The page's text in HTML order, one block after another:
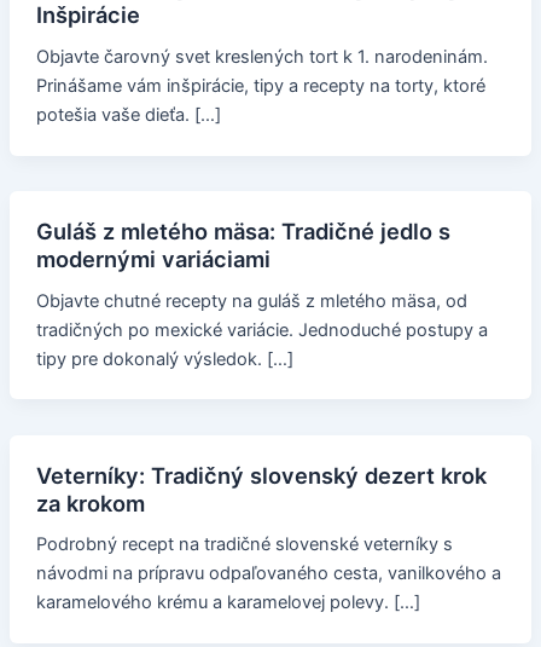
Inšpirácie
Objavte čarovný svet kreslených tort k 1. narodeninám.
Prinášame vám inšpirácie, tipy a recepty na torty, ktoré
potešia vaše dieťa. […]
Guláš z mletého mäsa: Tradičné jedlo s
modernými variáciami
Objavte chutné recepty na guláš z mletého mäsa, od
tradičných po mexické variácie. Jednoduché postupy a
tipy pre dokonalý výsledok. […]
Veterníky: Tradičný slovenský dezert krok
za krokom
Podrobný recept na tradičné slovenské veterníky s
návodmi na prípravu odpaľovaného cesta, vanilkového a
karamelového krému a karamelovej polevy. […]